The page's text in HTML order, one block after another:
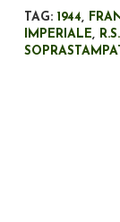
TAG: 1944,
IMPERIALE,